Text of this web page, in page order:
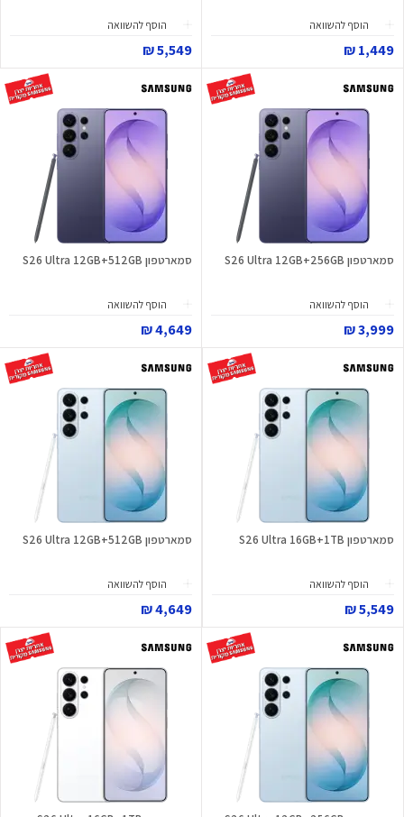
הוסף להשוואה
1,449 ₪
הוסף להשוואה
5,549 ₪
סמארטפון S26 Ultra 12GB+256GB
הוסף להשוואה
3,999 ₪
סמארטפון S26 Ultra 12GB+512GB
הוסף להשוואה
4,649 ₪
סמארטפון S26 Ultra 16GB+1TB
הוסף להשוואה
5,549 ₪
סמארטפון S26 Ultra 12GB+512GB
הוסף להשוואה
4,649 ₪